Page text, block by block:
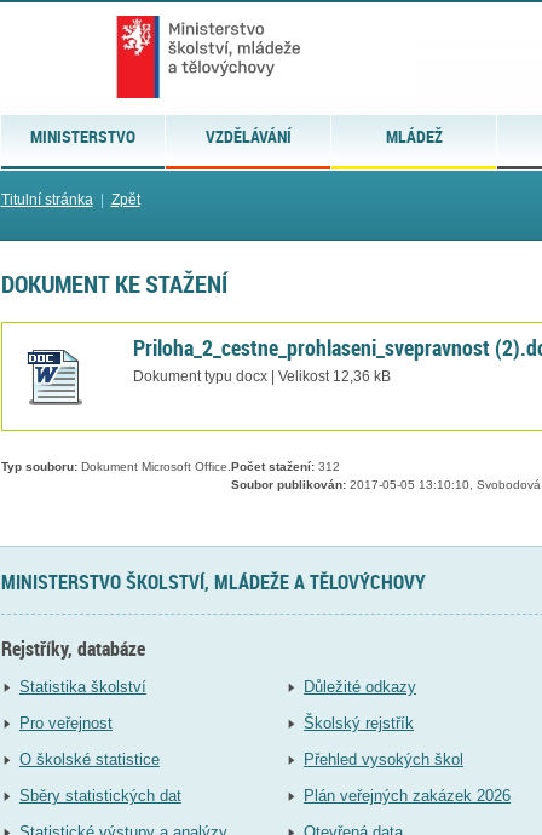
MINISTERSTVO VZDĚLÁVÁNÍ MLÁDEŽ
Titulní stránka| Zpět
DOKUMENT KE STAŽENÍ
Priloha_2_cestne_prohlaseni_svepravnost
Dokument typu docx | Velikost 12,36 kB
Typ souboru:Dokument Microsoft Office. Počet stažení:312
Soubor publikován:2017-05-05 13:10:10, Svobodová
MINISTERSTVO ŠKOLSTVÍ, MLÁDEŽE A TĚLOVÝCHOVY
Rejstříky, databáze
Statistika školství
Pro veřejnost
O školské statistice
Sběry statistických dat
Důležité odkazy
Školský rejstřík
Přehled vysokých škol
Plán veřejných zakázek 2026